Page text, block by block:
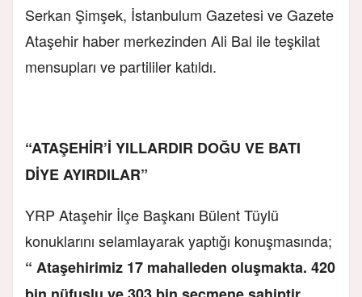
Serkan Şimşek, İstanbulum Gazetesi ve Gazete
Ataşehir haber merkezinden Ali Bal ile teşkilat
mensupları ve partililer katıldı.
“ATAŞEHİR’İ YILLARDIR DOĞU VE BATI
DİYE AYIRDILAR”
YRP Ataşehir İlçe Başkanı Bülent Tüylü
konuklarını selamlayarak yaptığı konuşmasında;
“ Ataşehirimiz 17 mahalleden oluşmakta. 420